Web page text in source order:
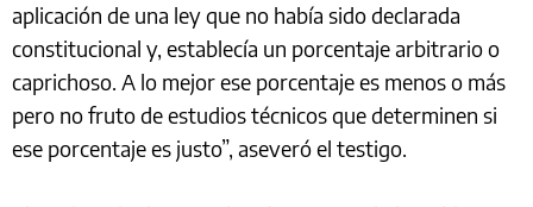
aplicación de una ley que no había sido declarada
constitucional y, establecía un porcentaje arbitrario o
caprichoso. A lo mejor ese porcentaje es menos o más
pero no fruto de estudios técnicos que determinen si
ese porcentaje es justo”, aseveró el testigo.